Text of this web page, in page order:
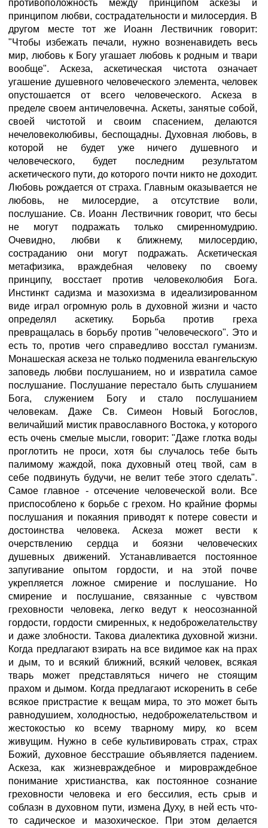
противоположность между принципом аскезы и
принципом любви, сострадательности и милосердия. В
другом месте тот же Иоанн Лествичник говорит:
"Чтобы избежать печали, нужно возненавидеть весь
мир, любовь к Богу угашает любовь к родным и твари
вообще". Аскеза, аскетическая чистота означает
угашение душевного человеческого элемента, человек
опустошается от всего человеческого. Аскеза в
пределе своем античеловечна. Аскеты, занятые собой,
своей чистотой и своим спасением, делаются
нечеловеколюбивы, беспощадны. Духовная любовь, в
которой не будет уже ничего душевного и
человеческого, будет последним результатом
аскетического пути, до которого почти никто не доходит.
Любовь рождается от страха. Главным оказывается не
любовь, не милосердие, а отсутствие воли,
послушание. Св. Иоанн Лествичник говорит, что бесы
не могут подражать только смиренномудрию.
Очевидно, любви к ближнему, милосердию,
состраданию они могут подражать. Аскетическая
метафизика, враждебная человеку по своему
принципу, восстает против человеколюбия Бога.
Инстинкт садизма и мазохизма в идеализированном
виде играл огромную роль в духовной жизни и часто
определял аскетику. Борьба против греха
превращалась в борьбу против "человеческого". Это и
есть то, против чего справедливо восстал гуманизм.
Монашеская аскеза не только подменила евангельскую
заповедь любви послушанием, но и извратила самое
послушание. Послушание перестало быть слушанием
Бога, служением Богу и стало послушанием
человекам. Даже Св. Симеон Новый Богослов,
величайший мистик православного Востока, у которого
есть очень смелые мысли, говорит: "Даже глотка воды
проглотить не проси, хотя бы случалось тебе быть
палимому жаждой, пока духовный отец твой, сам в
себе подвинуть будучи, не велит тебе этого сделать".
Самое главное - отсечение человеческой воли. Все
приспособлено к борьбе с грехом. Но крайние формы
послушания и покаяния приводят к потере совести и
достоинства человека. Аскеза может вести к
очерствлению сердца и боязни человеческих
душевных движений. Устанавливается постоянное
запугивание опытом гордости, и на этой почве
укрепляется ложное смирение и послушание. Но
смирение и послушание, связанные с чувством
греховности человека, легко ведут к неосознанной
гордости, гордости смиренных, к недоброжелательству
и даже злобности. Такова диалектика духовной жизни.
Когда предлагают взирать на все видимое как на прах
и дым, то и всякий ближний, всякий человек, всякая
тварь может представляться ничего не стоящим
прахом и дымом. Когда предлагают искоренить в себе
всякое пристрастие к вещам мира, то это может быть
равнодушием, холодностью, недоброжелательством и
жестокостью ко всему тварному миру, ко всем
живущим. Нужно в себе культивировать страх, страх
Божий, духовное бесстрашие объявляется падением.
Аскеза, как жизневраждебное и мировраждебное
понимание христианства, как постоянное сознание
греховности человека и его бессилия, есть срыв и
соблазн в духовном пути, измена Духу, в ней есть что-
то садическое и мазохическое. При этом делается